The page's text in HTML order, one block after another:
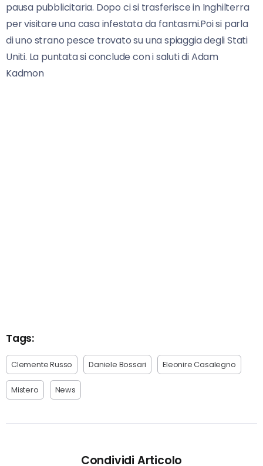
pausa pubblicitaria. Dopo ci si trasferisce in Inghilterra
per visitare una casa infestata da fantasmi.Poi si parla
di uno strano pesce trovato su una spiaggia degli Stati
Uniti. La puntata si conclude con i saluti di Adam
Kadmon
Tags:
Clemente Russo Daniele Bossari Eleonire Casalegno
Mistero News
Condividi Articolo